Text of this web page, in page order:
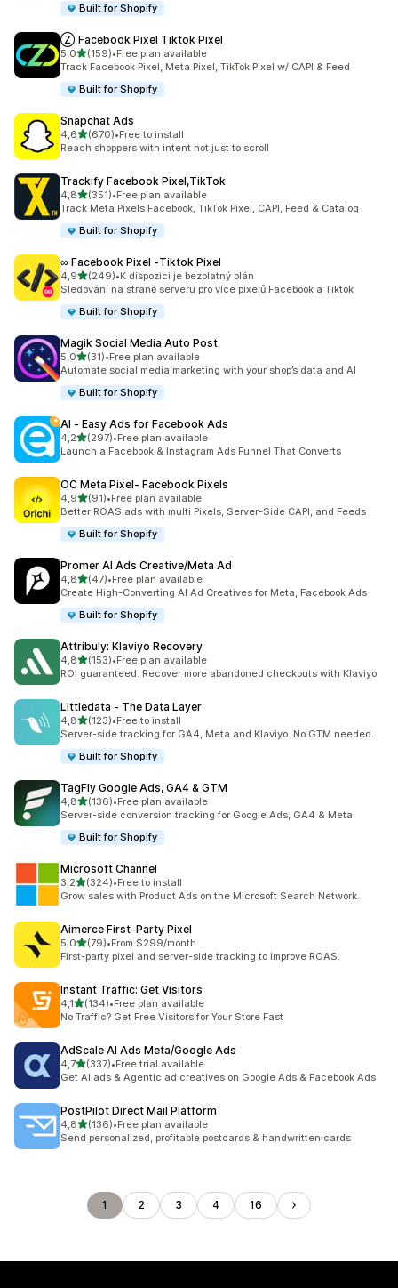
Built for Shopify
Ⓩ Facebook Pixel Tiktok Pixel
5,0z 5 hvězd
(159)
Celkový počet recenzí: 159
•Free plan available
Track Facebook Pixel, Meta Pixel, TikTok Pixel w/ CAPI & Feed
Built for Shopify
Snapchat Ads
4,6z 5 hvězd
(670)
Celkový počet recenzí: 670
•Free to install
Reach shoppers with intent not just to scroll
Trackify Facebook Pixel,TikTok
4,8z 5 hvězd
(351)
Celkový počet recenzí: 351
•Free plan available
Track Meta Pixels Facebook, TikTok Pixel, CAPI, Feed & Catalog
Built for Shopify
∞ Facebook Pixel ‑Tiktok Pixel
4,9z 5 hvězd
(249)
Celkový počet recenzí: 249
•K dispozici je bezplatný plán
Sledování na straně serveru pro více pixelů Facebook a Tiktok
Built for Shopify
Magik Social Media Auto Post
5,0z 5 hvězd
(31)
Celkový počet recenzí: 31
•Free plan available
Automate social media marketing with your shop’s data and AI
Built for Shopify
AI ‑ Easy Ads for Facebook Ads
4,2z 5 hvězd
(297)
Celkový počet recenzí: 297
•Free plan available
Launch a Facebook & Instagram Ads Funnel That Converts
OC Meta Pixel‑ Facebook Pixels
4,9z 5 hvězd
(91)
Celkový počet recenzí: 91
•Free plan available
Better ROAS ads with multi Pixels, Server-Side CAPI, and Feeds
Built for Shopify
Promer AI Ads Creative/Meta Ad
4,8z 5 hvězd
(47)
Celkový počet recenzí: 47
•Free plan available
Create High-Converting AI Ad Creatives for Meta, Facebook Ads
Built for Shopify
Attribuly: Klaviyo Recovery
4,8z 5 hvězd
(153)
Celkový počet recenzí: 153
•Free plan available
ROI guaranteed. Recover more abandoned checkouts with Klaviyo
Littledata ‑ The Data Layer
4,8z 5 hvězd
(123)
Celkový počet recenzí: 123
•Free to install
Server-side tracking for GA4, Meta and Klaviyo. No GTM needed.
Built for Shopify
TagFly Google Ads, GA4 & GTM
4,8z 5 hvězd
(136)
Celkový počet recenzí: 136
•Free plan available
Server-side conversion tracking for Google Ads, GA4 & Meta
Built for Shopify
Microsoft Channel
3,2z 5 hvězd
(324)
Celkový počet recenzí: 324
•Free to install
Grow sales with Product Ads on the Microsoft Search Network.
Aimerce First‑Party Pixel
5,0z 5 hvězd
(79)
Celkový počet recenzí: 79
•From $299/month
First-party pixel and server-side tracking to improve ROAS.
Instant Traffic: Get Visitors
4,1z 5 hvězd
(134)
Celkový počet recenzí: 134
•Free plan available
No Traffic? Get Free Visitors for Your Store Fast
AdScale AI Ads Meta/Google Ads
4,7z 5 hvězd
(337)
Celkový počet recenzí: 337
•Free trial available
Get AI ads & Agentic ad creatives on Google Ads & Facebook Ads
PostPilot Direct Mail Platform
4,8z 5 hvězd
(136)
Celkový počet recenzí: 136
•Free plan available
Send personalized, profitable postcards & handwritten cards
1 2 3 4 16